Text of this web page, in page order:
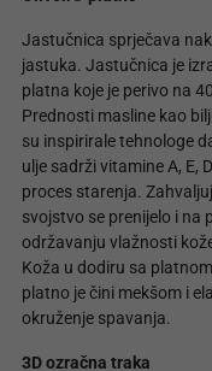
Jastučnica sprječava
jastuka. Jastučnica je
platna koje je perivo na
Prednosti masline kao
su inspirirale tehnologe
ulje sadrži vitamine A, E,
proces starenja.
svojstvo se prenijelo i na
održavanju vlažnosti
Koža u dodiru sa
platno je čini mekšom i
okruženje spavanja.
3D ozračna traka